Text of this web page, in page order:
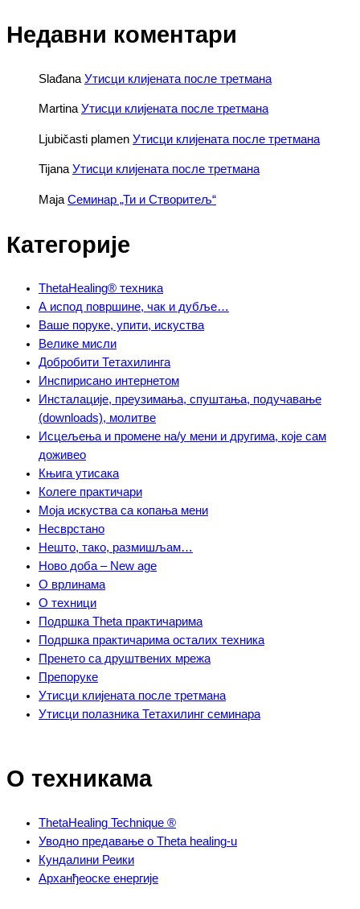
Недавни коментари
Slađana Утисци клијената после третмана
Martina Утисци клијената после третмана
Ljubičasti plamen Утисци клијената после третмана
Tijana Утисци клијената после третмана
Maja Семинар „Ти и Створитељ“
Категорије
ThetaHealing® техника
А испод површине, чак и дубље…
Ваше поруке, упити, искуства
Велике мисли
Добробити Тетахилинга
Инспирисано интернетом
Инсталације, преузимања, спуштања, подучавање
(downloads), молитве
Исцељења и промене на/у мени и другима, које сам
доживео
Књига утисака
Колеге практичари
Моја искуства са копања мени
Несврстано
Нешто, тако, размишљам…
Ново доба – New age
О врлинама
О техници
Подршка Theta практичарима
Подршка практичарима осталих техника
Пренето са друштвених мрежа
Препоруке
Утисци клијената после третмана
Утисци полазника Тетахилинг семинара
О техникама
ThetaHealing Technique ®
Уводно предавање о Theta healing-u
Кундалини Реики
Арханђеоске енергије